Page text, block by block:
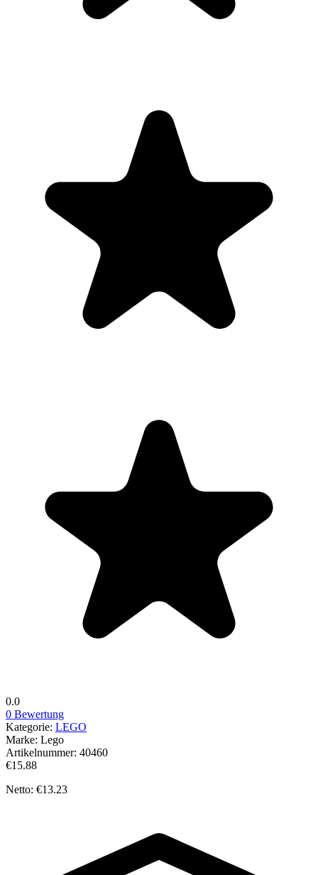
0.0
0 Bewertung
Kategorie: LEGO
Marke: Lego
Artikelnummer: 40460
€15.88
Netto: €13.23